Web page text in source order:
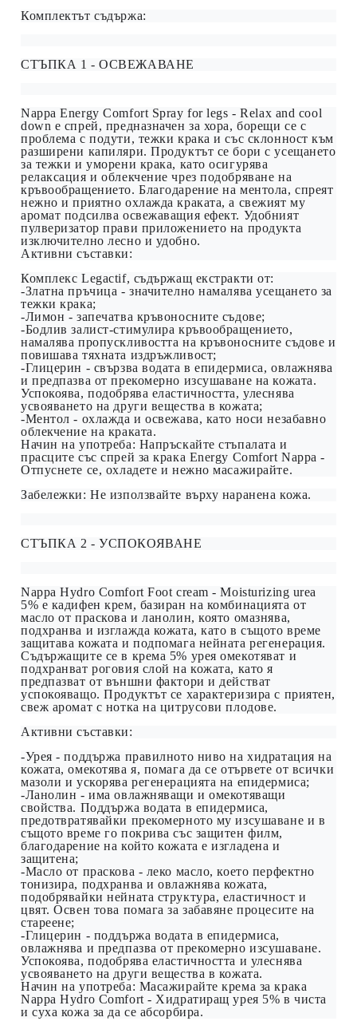
Комплектът съдържа:
СТЪПКА 1 - ОСВЕЖАВАНЕ
Nappa Energy Comfort Spray for legs - Relax and cool
down е спрей, предназначен за хора, борещи се с
проблема с подути, тежки крака и със склонност към
разширени капиляри. Продуктът се бори с усещането
за тежки и уморени крака, като осигурява
релаксация и облекчение чрез подобряване на
кръвообращението. Благодарение на ментола, спреят
нежно и приятно охлажда краката, а свежият му
аромат подсилва освежаващия ефект. Удобният
пулверизатор прави приложението на продукта
изключително лесно и удобно.
Активни съставки:
Комплекс Legactif, съдържащ екстракти от:
-Златна пръчица - значително намалява усещането за
тежки крака;
-Лимон - запечатва кръвоносните съдове;
-Бодлив залист-стимулира кръвообращението,
намалява пропускливостта на кръвоносните съдове и
повишава тяхната издръжливост;
-Глицерин - свързва водата в епидермиса, овлажнява
и предпазва от прекомерно изсушаване на кожата.
Успокоява, подобрява еластичността, улеснява
усвояването на други вещества в кожата;
-Ментол - охлажда и освежава, като носи незабавно
облекчение на краката.
Начин на употреба: Напръскайте стъпалата и
прасците със спрей за крака Energy Comfort Nappa -
Отпуснете се, охладете и нежно масажирайте.
Забележки: Не използвайте върху наранена кожа.
СТЪПКА 2 - УСПОКОЯВАНЕ
Nappa Hydro Comfort Foot cream - Moisturizing urea
5% е кадифен крем, базиран на комбинацията от
масло от праскова и ланолин, която омазнява,
подхранва и изглажда кожата, като в същото време
защитава кожата и подпомага нейната регенерация.
Съдържащите се в крема 5% урея омекотяват и
подхранват роговия слой на кожата, като я
предпазват от външни фактори и действат
успокояващо. Продуктът се характеризира с приятен,
свеж аромат с нотка на цитрусови плодове.
Активни съставки:
-Урея - поддържа правилното ниво на хидратация на
кожата, омекотява я, помага да се отървете от всички
мазоли и ускорява регенерацията на епидермиса;
-Ланолин - има овлажняващи и омекотяващи
свойства. Поддържа водата в епидермиса,
предотвратявайки прекомерното му изсушаване и в
същото време го покрива със защитен филм,
благодарение на който кожата е изгладена и
защитена;
-Масло от праскова - леко масло, което перфектно
тонизира, подхранва и овлажнява кожата,
подобрявайки нейната структура, еластичност и
цвят. Освен това помага за забавяне процесите на
стареене;
-Глицерин - поддържа водата в епидермиса,
овлажнява и предпазва от прекомерно изсушаване.
Успокоява, подобрява еластичността и улеснява
усвояването на други вещества в кожата.
Начин на употреба: Масажирайте кремa за крака
NappaHydro Comfort - Хидратиращ урея 5% в чиста
и суха кожа за да се абсорбира.